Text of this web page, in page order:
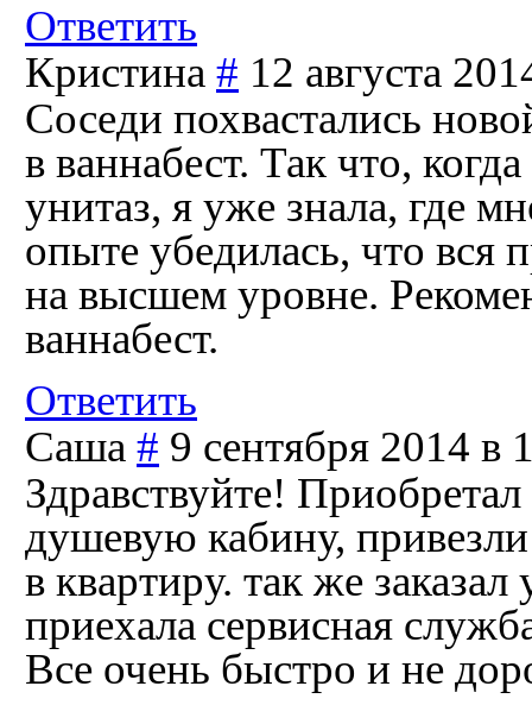
Ответить
Кристина # 12 августа
Соседи похвастались
в ваннабест. Так что,
унитаз, я уже знала, где
опыте убедилась, что вся
на высшем уровне.
ваннабест.
Ответить
Саша # 9 сентября 2014 в
Здравствуйте!
душевую кабину,
в квартиру. так же
приехала сервисная
Все очень быстро и не